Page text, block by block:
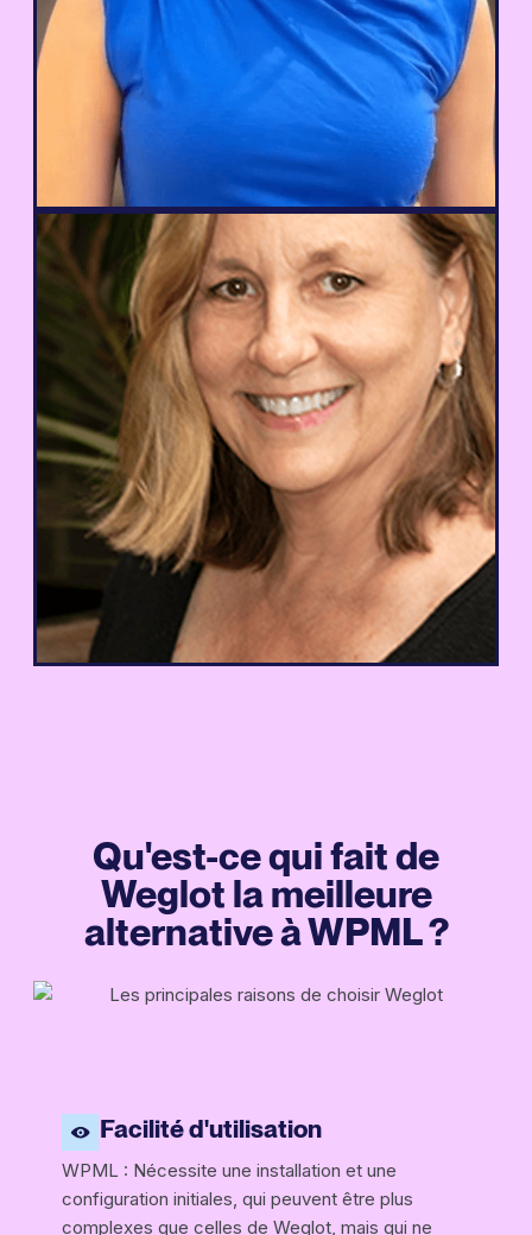
anglophones plus vite que jamais. Et ça a
changé la donne pour notre entreprise !
Aditi Tanwar
Responsable du contenu, Seahawk Media
Nous avions déjà rencontré des
problèmes de compatibilité avec d'autres
solutions de traduction WordPress, mais
avec Weglot, tout s'est déroulé sans
problème.
Kim Martin
Responsable de la communication, TCI
Qu'est-ce qui fait de
Weglot la meilleure
alternative à WPML ?
Facilité d'utilisation
WPML : Nécessite une installation et une
configuration initiales, qui peuvent être plus
complexes que celles de Weglot, mais qui ne